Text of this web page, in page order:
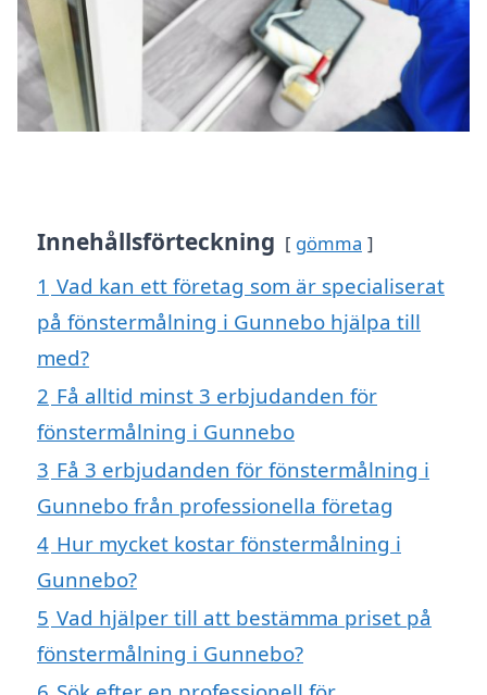
Innehållsförteckning gömma
1 Vad kan ett företag som är specialiserat
på fönstermålning i Gunnebo hjälpa till
med?
2 Få alltid minst 3 erbjudanden för
fönstermålning i Gunnebo
3 Få 3 erbjudanden för fönstermålning i
Gunnebo från professionella företag
4 Hur mycket kostar fönstermålning i
Gunnebo?
5 Vad hjälper till att bestämma priset på
fönstermålning i Gunnebo?